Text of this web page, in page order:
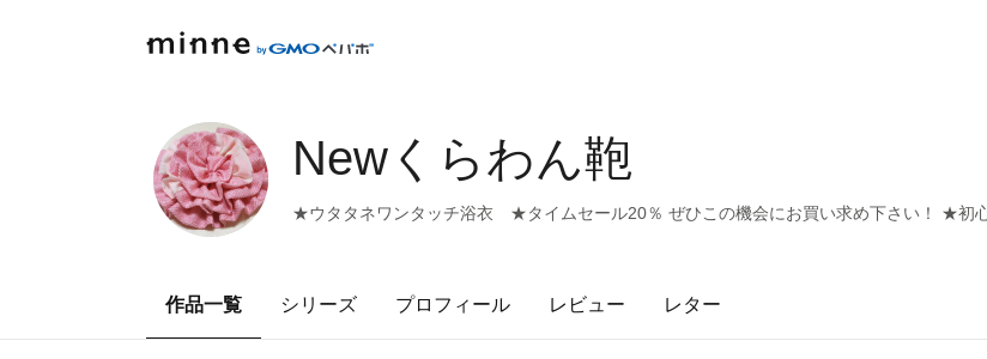
Newくらわん鞄
★ウタタネワンタッチ浴衣 ★タイムセール20％ ぜひこの機会にお買い求め下さい！ ★初
作品一覧 シリーズ プロフィール レビュー レター